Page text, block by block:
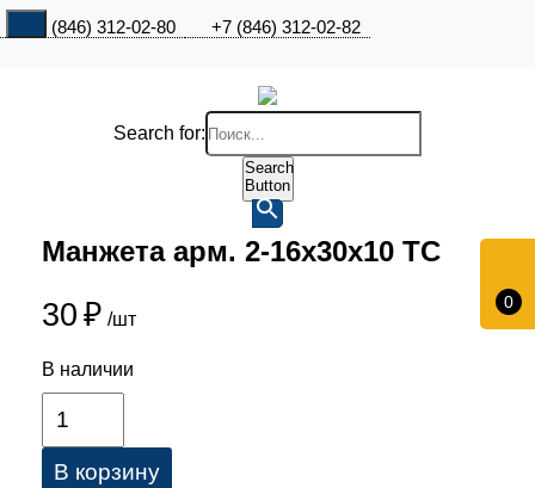
+7 (846) 312-02-80 +7 (846) 312-02-82
0
Search for:
Search
Button
Манжета арм. 2-16х30х10 ТС
30 ₽ /шт
В наличии
В корзину